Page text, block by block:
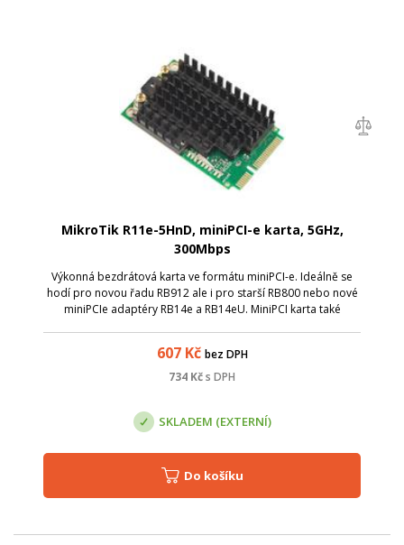
MikroTik R11e-5HnD, miniPCI-e karta, 5GHz,
300Mbps
Výkonná bezdrátová karta ve formátu miniPCI-e. Ideálně se
hodí pro novou řadu RB912 ale i pro starší RB800 nebo nové
miniPCIe adaptéry RB14e a RB14eU. MiniPCI karta také
607Kč bez DPH
734 Kčs DPH
SKLADEM (EXTERNÍ)
Do košíku